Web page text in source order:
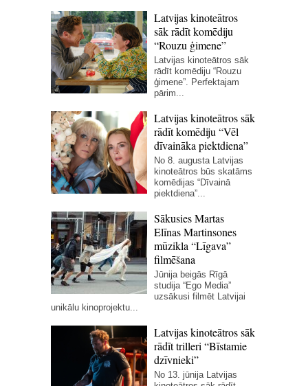
Latvijas kinoteātros
sāk rādīt komēdiju
“Rouzu ģimene”
Latvijas kinoteātros sāk
rādīt komēdiju “Rouzu
ģimene”. Perfektajam
pārim...
Latvijas kinoteātros sāk
rādīt komēdiju “Vēl
dīvaināka piektdiena”
No 8. augusta Latvijas
kinoteātros būs skatāms
komēdijas “Dīvainā
piektdiena”...
Sākusies Martas
Elīnas Martinsones
mūzikla “Līgava”
filmēšana
Jūnija beigās Rīgā
studija “Ego Media”
uzsākusi filmēt Latvijai
unikālu kinoprojektu...
Latvijas kinoteātros sāk
rādīt trilleri “Bīstamie
dzīvnieki”
No 13. jūnija Latvijas